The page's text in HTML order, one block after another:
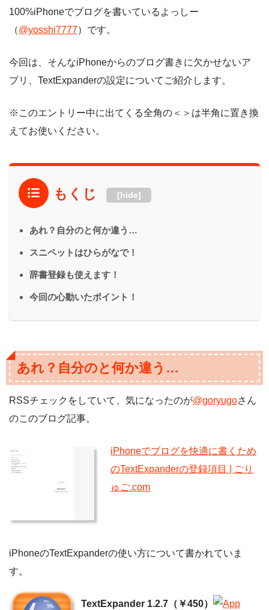
100%iPhoneでブログを書いているよっしー
（@yosshi7777）です。
今回は、そんなiPhoneからのブログ書きに欠かせないア
プリ、TextExpanderの設定についてご紹介します。
※このエントリー中に出てくる全角の＜＞は半角に置き換
えてお使いください。
もくじ [hide]
あれ？自分のと何か違う…
スニペットはひらがなで！
辞書登録も使えます！
今回の心動いたポイント！
あれ？自分のと何か違う…
RSSチェックをしていて、気になったのが@goryugoさん
のこのブログ記事。
iPhoneでブログを快適に書くため
のTextExpanderの登録項目 | ごり
ゅご.com
iPhoneのTextExpanderの使い方について書かれていま
す。
TextExpander 1.2.7（￥450）